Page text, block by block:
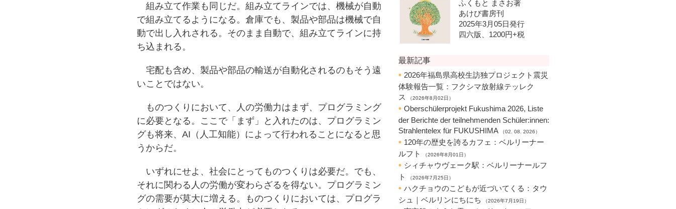
組み立て作業も同じだ。組み立てラインでは、機械が自動
で組み立てるようになる。倉庫でも、製品や部品は機械で自
動で出し入れされる。そのまま自動で、組み立てラインに持
ち込まれる。
宅配も含め、製品や部品の輸送が自動化されるのもそう遠
いことではない。
ものつくりにおいて、人の労働力はまず、プログラミング
に必要となる。ここで「まず」と入れたのは、プログラミン
グも将来、AI（人工知能）によって行われることになると思
うからだ。
いずれにせよ、社会にとってものつくりは必要だ。でも、
それに関わる人の労働が変わらざるを得ない。プログラミン
グの需要が莫大に増える。ものつくりにおいては、プログラ